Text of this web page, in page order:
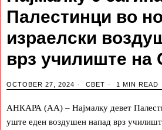
Палестинци во
израелски
врз училиште на
OCTOBER 27, 2024 СВЕТ 1 MIN READ
АНКАРА (АА) – Најмалку девет
уште еден воздушен напад врз